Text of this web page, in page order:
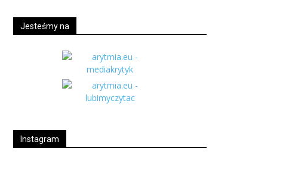
Jesteśmy na
Instagram